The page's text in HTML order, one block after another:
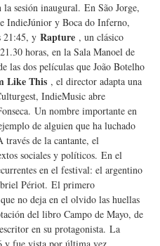
sesión inaugural. En São Jorge,
IndieJúnior y Boca do Inferno,
21:45, y Rapture , un clásico
horas, en la Sala Manoel de
las dos películas que João Botelho
Like This , el director adapta una
IndieMusic abre
Un nombre importante en
de alguien que ha luchado
de la cantante, el
sociales y políticos. En el
en el festival: el argentino
Périot. El primero
no deja en el olvido las huellas
del libro Campo de Mayo, de
en su protagonista. La